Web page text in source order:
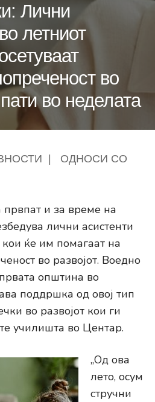
Лични
летниот
во
во неделата
ОДНОСИ СО
и за време на
лични асистенти
ќе им помагаат на
во развојот. Воедно
општина во
поддршка од овој тип
во развојот кои ги
училишта во Центар.
„Од ова
лето, осум
стручни